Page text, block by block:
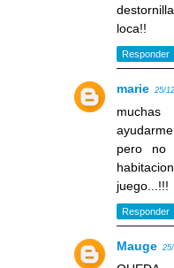
loca!!
Responder
marie 25/
pero
juego...!!!
Responder
Mauge